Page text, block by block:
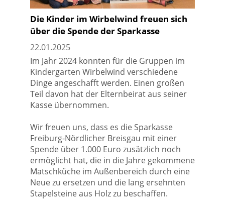
Die Kinder im Wirbelwind freuen sich
über die Spende der Sparkasse
22.01.2025
Im Jahr 2024 konnten für die Gruppen im
Kindergarten Wirbelwind verschiedene
Dinge angeschafft werden. Einen großen
Teil davon hat der Elternbeirat aus seiner
Kasse übernommen.
Wir freuen uns, dass es die Sparkasse
Freiburg-Nördlicher Breisgau mit einer
Spende über 1.000 Euro zusätzlich noch
ermöglicht hat, die in die Jahre gekommene
Matschküche im Außenbereich durch eine
Neue zu ersetzen und die lang ersehnten
Stapelsteine aus Holz zu beschaffen.